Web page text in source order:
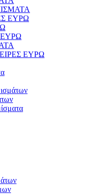
ΕΥΡΩ
ΕΥΡΩ
ΕΥΡΩ